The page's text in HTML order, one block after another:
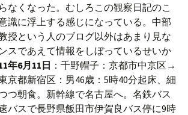
なくなった。むしろこの観察日記のこ
識に浮上する感じになっている。中部
授という人のブログ以外はあまり見な
スであえて情報をしぼっているせいか
年6月11日 ：千野帽子：京都市中京区→
京都新宿区：男46歳：5時40分起床、細
つ朝食。新幹線で名古屋へ。名鉄バス
バスで長野県飯田市伊賀良バス停に9時